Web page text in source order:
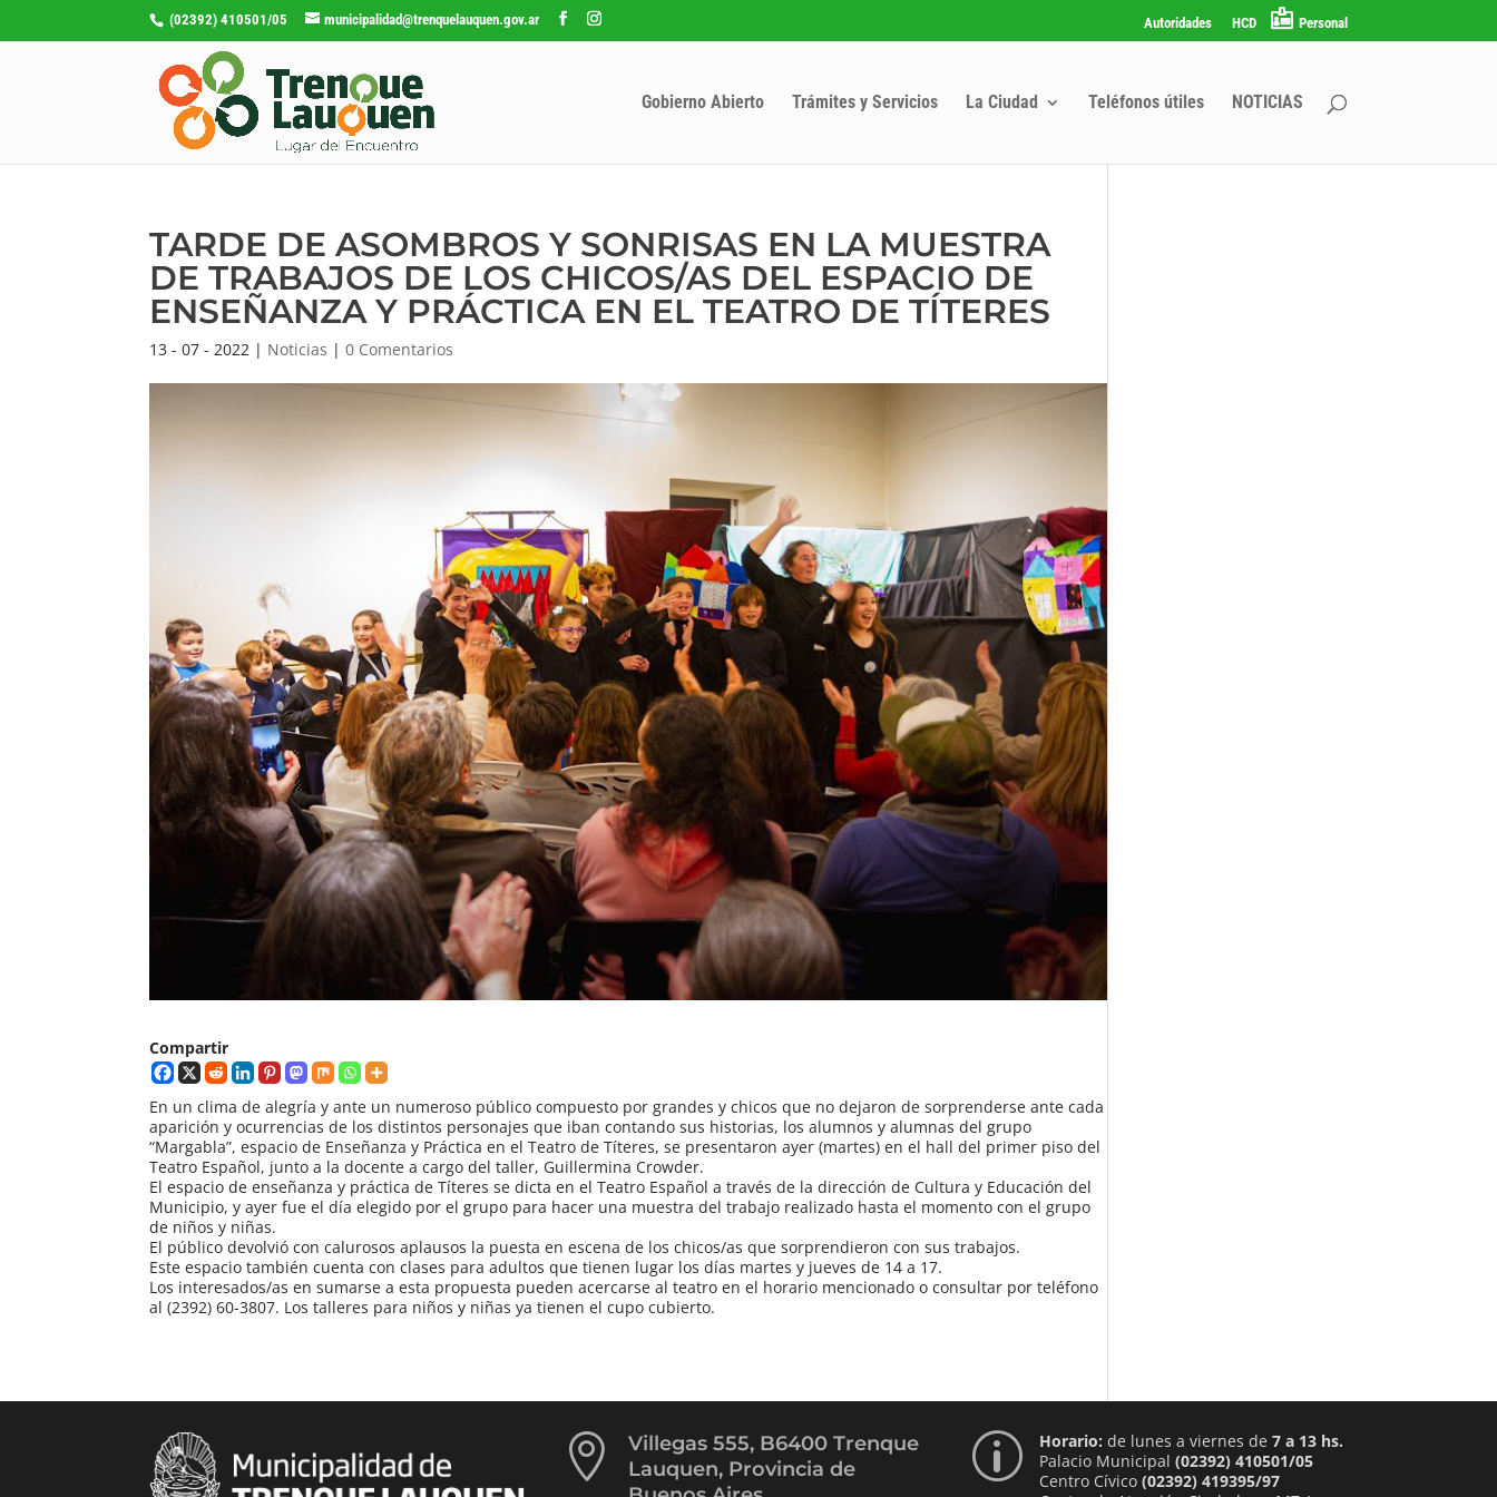
(02392) 410501/05 municipalidad@trenquelauquen.gov.ar Autoridades HCD Personal
Gobierno Abierto Trámites y Servicios La Ciudad Teléfonos útiles NOTICIAS
TARDE DE ASOMBROS Y SONRISAS EN LA MUESTRA
DE TRABAJOS DE LOS CHICOS/AS DEL ESPACIO DE
ENSEÑANZA Y PRÁCTICA EN EL TEATRO DE TÍTERES
13 - 07 - 2022 | Noticias |0 Comentarios
Compartir
En un clima de alegría y ante un numeroso público compuesto por grandes y chicos que no dejaron de sorprenderse ante cada
aparición y ocurrencias de los distintos personajes que iban contando sus historias, los alumnos y alumnas del grupo
“Margabla”, espacio de Enseñanza y Práctica en el Teatro de Títeres, se presentaron ayer (martes) en el hall del primer piso del
Teatro Español, junto a la docente a cargo del taller, Guillermina Crowder.
El espacio de enseñanza y práctica de Títeres se dicta en el Teatro Español a través de la dirección de Cultura y Educación del
Municipio, y ayer fue el día elegido por el grupo para hacer una muestra del trabajo realizado hasta el momento con el grupo
de niños y niñas.
El público devolvió con calurosos aplausos la puesta en escena de los chicos/as que sorprendieron con sus trabajos.
Este espacio también cuenta con clases para adultos que tienen lugar los días martes y jueves de 14 a 17.
Los interesados/as en sumarse a esta propuesta pueden acercarse al teatro en el horario mencionado o consultar por teléfono
al (2392) 60-3807. Los talleres para niños y niñas ya tienen el cupo cubierto.

Villegas 555, B6400 Trenque
Lauquen, Provincia de
p Horario: de lunes a viernes de 7 a 13 hs.
Palacio Municipal (02392) 410501/05
Centro Cívico (02392) 419395/97